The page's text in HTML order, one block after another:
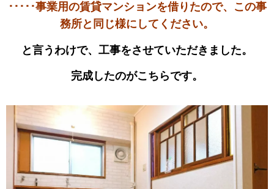
･････事業用の賃貸マンションを借りたので、この事
務所と同じ様にしてください。
と言うわけで、工事をさせていただきました。
完成したのがこちらです。